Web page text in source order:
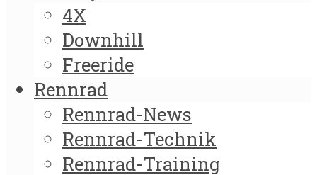
4X
Downhill
Freeride
Rennrad
Rennrad-News
Rennrad-Technik
Rennrad-Training